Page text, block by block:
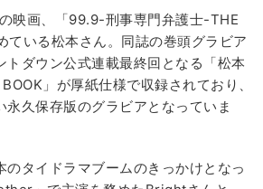
映画、「99.9-刑事専門弁護士-THE
ている松本さん。同誌の巻頭グラビア
トダウン公式連載最終回となる「松本
」が厚紙仕様で収録されており、
永久保存版のグラビアとなっていま
のタイドラマブームのきっかけとなっ